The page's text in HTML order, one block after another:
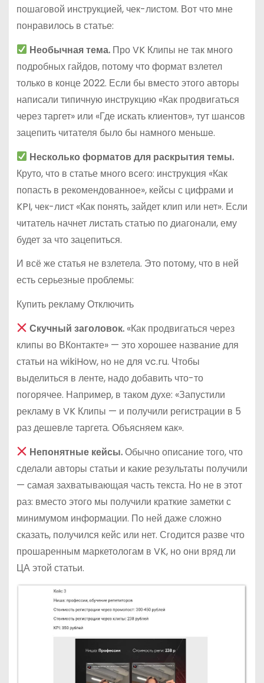
пошаговой инструкцией, чек-листом. Вот что мне
понравилось в статье:
Необычная тема. Про VK Клипы не так много
подробных гайдов, потому что формат взлетел
только в конце 2022. Если бы вместо этого авторы
написали типичную инструкцию «Как продвигаться
через таргет» или «Где искать клиентов», тут шансов
зацепить читателя было бы намного меньше.
Несколько форматов для раскрытия темы.
Круто, что в статье много всего: инструкция «Как
попасть в рекомендованное», кейсы с цифрами и
KPI, чек-лист «Как понять, зайдет клип или нет». Если
читатель начнет листать статью по диагонали, ему
будет за что зацепиться.
И всё же статья не взлетела. Это потому, что в ней
есть серьезные проблемы:
Купить рекламу Отключить
Скучный заголовок. «Как продвигаться через
клипы во ВКонтакте» — это хорошее название для
статьи на wikiHow, но не для vc.ru. Чтобы
выделиться в ленте, надо добавить что-то
погорячее. Например, в таком духе: «Запустили
рекламу в VK Клипы — и получили регистрации в 5
раз дешевле таргета. Объясняем как».
Непонятные кейсы.Обычно описание того, что
сделали авторы статьи и какие результаты получили
— самая захватывающая часть текста. Но не в этот
раз: вместо этого мы получили краткие заметки с
минимумом информации. По ней даже сложно
сказать, получился кейс или нет. Сгодится разве что
прошаренным маркетологам в VK, но они вряд ли
ЦА этой статьи.